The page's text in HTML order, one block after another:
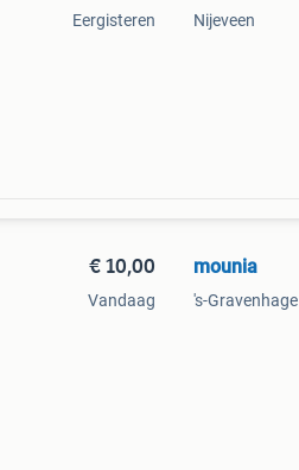
Eergisteren Nijeveen
€ 10,00
Vandaag
mounia
's-Gravenhage